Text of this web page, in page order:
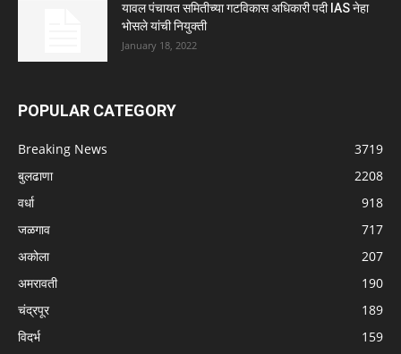
यावल पंचायत समितीच्या गटविकास अधिकारी पदी IAS नेहा
भोसले यांची नियुक्ती
January 18, 2022
POPULAR CATEGORY
Breaking News
3719
बुलढाणा
2208
वर्धा
918
जळगाव
717
अकोला
207
अमरावती
190
चंद्रपूर
189
विदर्भ
159